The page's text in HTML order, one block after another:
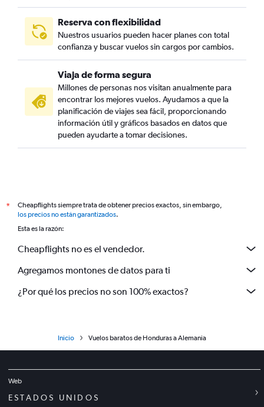
Reserva con flexibilidad
Nuestros usuarios pueden hacer planes con total
confianza y buscar vuelos sin cargos por cambios.
Viaja de forma segura
Millones de personas nos visitan anualmente para
encontrar los mejores vuelos. Ayudamos a que la
planificación de viajes sea fácil, proporcionando
información útil y gráficos basados en datos que
pueden ayudarte a tomar decisiones.
*
Cheapflights siempre trata de obtener precios exactos, sin embargo,
los precios no están garantizados.
Esta es la razón:
Cheapflights no es el vendedor.
Agregamos montones de datos para ti
¿Por qué los precios no son 100% exactos?
Inicio Vuelos baratos de Honduras a Alemania
Web
ESTADOS UNIDOS